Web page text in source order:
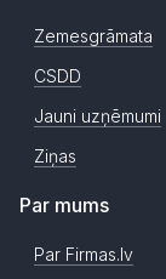
Zemesgrāmata
CSDD
Jauni uzņēmumi
Ziņas
Par mums
Par Firmas.lv